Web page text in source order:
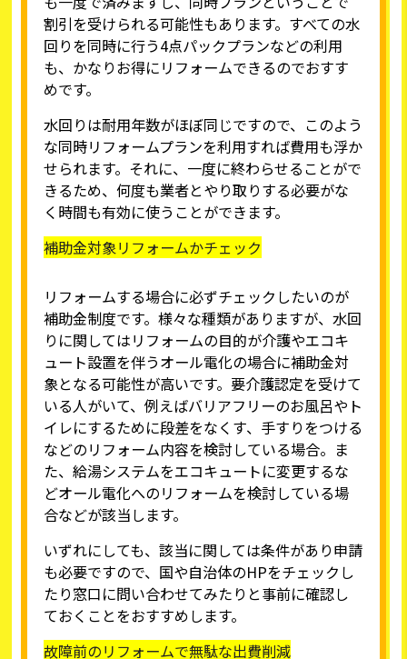
割引を受けられる可能性もあります。すべての水
回りを同時に行う4点パックプランなどの利用
も、かなりお得にリフォームできるのでおすす
めです。
水回りは耐用年数がほぼ同じですので、このよう
な同時リフォームプランを利用すれば費用も浮か
せられます。それに、一度に終わらせることがで
きるため、何度も業者とやり取りする必要がな
く時間も有効に使うことができます。
補助金対象リフォームかチェック
リフォームする場合に必ずチェックしたいのが
補助金制度です。様々な種類がありますが、水回
りに関してはリフォームの目的が介護やエコキ
ュート設置を伴うオール電化の場合に補助金対
象となる可能性が高いです。要介護認定を受けて
いる人がいて、例えばバリアフリーのお風呂やト
イレにするために段差をなくす、手すりをつける
などのリフォーム内容を検討している場合。ま
た、給湯システムをエコキュートに変更するな
どオール電化へのリフォームを検討している場
合などが該当します。
いずれにしても、該当に関しては条件があり申請
も必要ですので、国や自治体のHPをチェックし
たり窓口に問い合わせてみたりと事前に確認し
ておくことをおすすめします。
故障前のリフォームで無駄な出費削減